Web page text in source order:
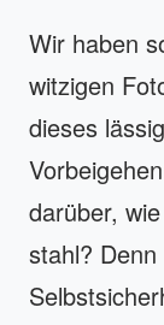
Wir haben
witzigen
dieses
darüber,
stahl?